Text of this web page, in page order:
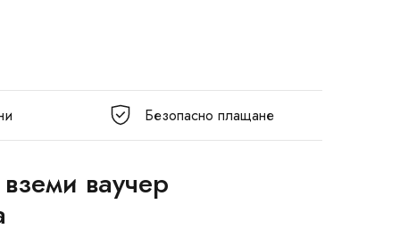
Безопасно плащане
ваучер